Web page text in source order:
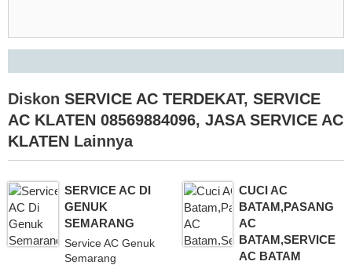
Diskon SERVICE AC TERDEKAT, SERVICE
AC KLATEN 08569884096, JASA SERVICE AC
KLATEN Lainnya
SERVICE AC DI
GENUK
SEMARANG
Service AC Genuk
Semarang
CUCI AC
BATAM,PASANG
AC
BATAM,SERVICE
AC BATAM